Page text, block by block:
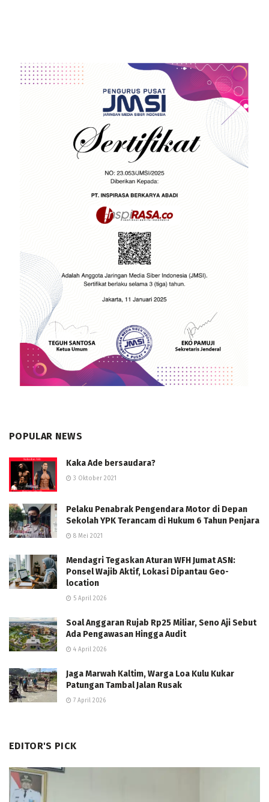
POPULAR NEWS
Kaka Ade bersaudara?
3 Oktober 2021
Pelaku Penabrak Pengendara Motor di Depan
Sekolah YPK Terancam di Hukum 6 Tahun Penjara
8 Mei 2021
Mendagri Tegaskan Aturan WFH Jumat ASN:
Ponsel Wajib Aktif, Lokasi Dipantau Geo-
location
5 April 2026
Soal Anggaran Rujab Rp25 Miliar, Seno Aji Sebut
Ada Pengawasan Hingga Audit
4 April 2026
Jaga Marwah Kaltim, Warga Loa Kulu Kukar
Patungan Tambal Jalan Rusak
7 April 2026
EDITOR'S PICK